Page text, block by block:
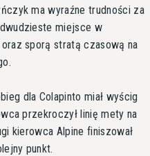
ma wyraźne trudności za
miejsce w
sporą stratą czasową na
dla Colapinto miał wyścig
przekroczył linię mety na
kierowca Alpine finiszował
punkt.